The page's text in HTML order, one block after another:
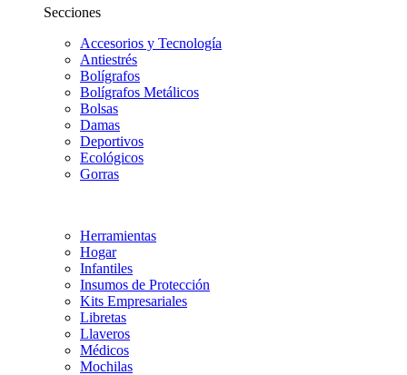
Secciones
Accesorios y Tecnología
Antiestrés
Bolígrafos
Bolígrafos Metálicos
Bolsas
Damas
Deportivos
Ecológicos
Gorras
Herramientas
Hogar
Infantiles
Insumos de Protección
Kits Empresariales
Libretas
Llaveros
Médicos
Mochilas